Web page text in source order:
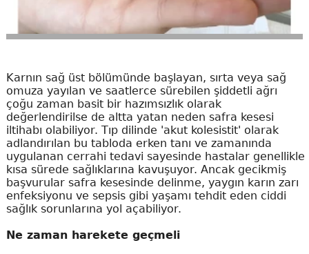
Karnın sağ üst bölümünde başlayan, sırta veya sağ
omuza yayılan ve saatlerce sürebilen şiddetli ağrı
çoğu zaman basit bir hazımsızlık olarak
değerlendirilse de altta yatan neden safra kesesi
iltihabı olabiliyor. Tıp dilinde 'akut kolesistit' olarak
adlandırılan bu tabloda erken tanı ve zamanında
uygulanan cerrahi tedavi sayesinde hastalar genellikle
kısa sürede sağlıklarına kavuşuyor. Ancak gecikmiş
başvurular safra kesesinde delinme, yaygın karın zarı
enfeksiyonu ve sepsis gibi yaşamı tehdit eden ciddi
sağlık sorunlarına yol açabiliyor.
Ne zaman harekete geçmeli